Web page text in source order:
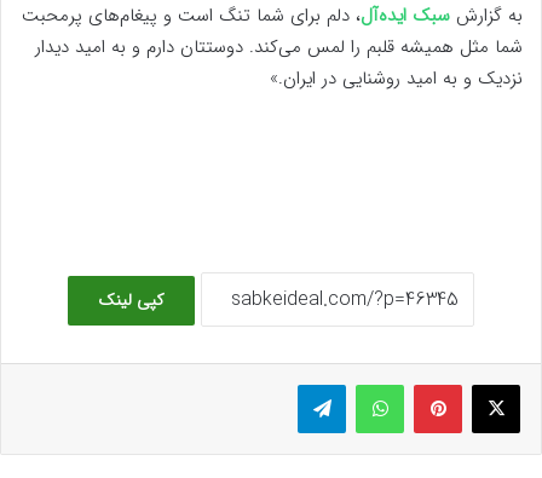
به گزارش سبک ایده‌آل، دلم برای شما تنگ است و پیغام‌های پرمحبت
شما مثل همیشه قلبم را لمس می‌کند. دوستتان دارم و به امید دیدار
نزدیک و به امید روشنایی در ایران.»
کپی لینک
ایکس پینتریستواتس آپ تلگرام